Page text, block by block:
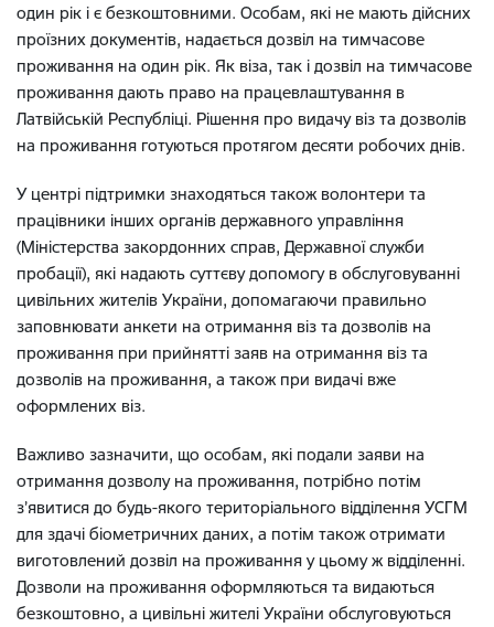
один рік і є безкоштовними. Особам, які не мають дійсних
проїзних документів, надається дозвіл на тимчасове
проживання на один рік. Як віза, так і дозвіл на тимчасове
проживання дають право на працевлаштування в
Латвійській Республіці. Рішення про видачу віз та дозволів
на проживання готуються протягом десяти робочих днів.
У центрі підтримки знаходяться також волонтери та
працівники інших органів державного управління
(Міністерства закордонних справ, Державної служби
пробації), які надають суттєву допомогу в обслуговуванні
цивільних жителів України, допомагаючи правильно
заповнювати анкети на отримання віз та дозволів на
проживання при прийнятті заяв на отримання віз та
дозволів на проживання, а також при видачі вже
оформлених віз.
Важливо зазначити, що особам, які подали заяви на
отримання дозволу на проживання, потрібно потім
з’явитися до будь-якого територіального відділення УСГМ
для здачі біометричних даних, а потім також отримати
виготовлений дозвіл на проживання у цьому ж відділенні.
Дозволи на проживання оформляються та видаються
безкоштовно, а цивільні жителі України обслуговуються